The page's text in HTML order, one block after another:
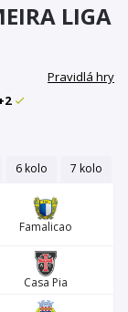
LIGA
Pravidlá hry
6 kolo 7 kolo
Famalicao
Casa Pia